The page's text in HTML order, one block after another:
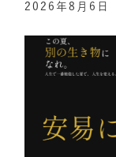
2026年8月6日